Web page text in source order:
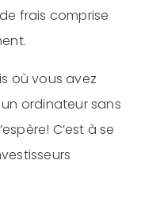
frais comprise
où vous avez
ordinateur sans
C’est à se